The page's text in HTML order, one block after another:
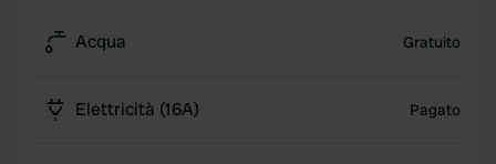
Acqua Gratuito
Elettricità (16A) Pagato